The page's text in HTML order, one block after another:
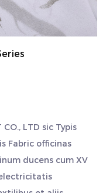
CO., LTD sic Typis
Fabric officinas
ducens cum XV